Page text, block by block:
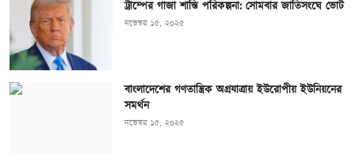
ট্রাম্পের গাজা শান্তি পরিকল্পনা: সোমবার জাতিসংঘে ভোট
নভেম্বর ১৫, ২০২৫
বাংলাদেশের গণতান্ত্রিক অগ্রযাত্রায় ইউরোপীয় ইউনিয়নের
সমর্থন
নভেম্বর ১৫, ২০২৫